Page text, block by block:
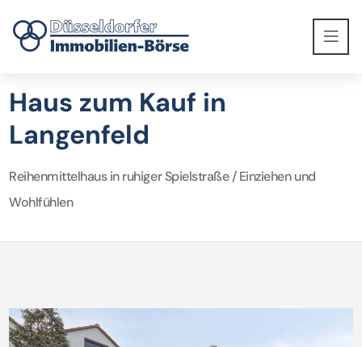
Haus zum Kauf in
Langenfeld
Reihenmittelhaus in ruhiger Spielstraße / Einziehen und
Wohlfühlen